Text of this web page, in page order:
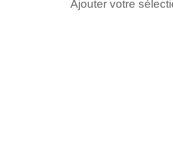
Ajouter votre